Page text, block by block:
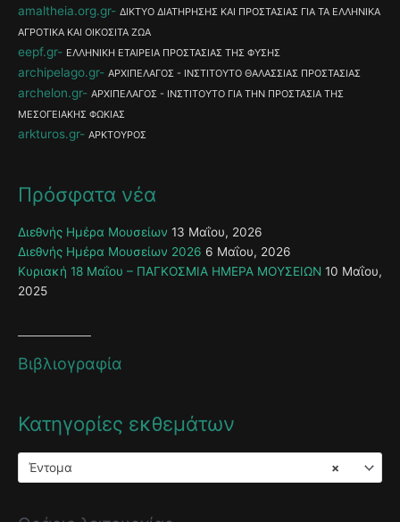
amaltheia.org.gr
ΔΙΚΤΥΟ ΔΙΑΤΗΡΗΣΗΣ ΚΑΙ ΠΡΟΣΤΑΣΙΑΣ ΓΙΑ ΤΑ ΕΛΛΗΝΙΚΑ
ΑΓΡΟΤΙΚΑ ΚΑΙ ΟΙΚΟΣΙΤΑ ΖΩΑ
eepf.gr ΕΛΛΗΝΙΚΗ ΕΤΑΙΡΕΙΑ ΠΡΟΣΤΑΣΙΑΣ ΤΗΣ ΦΥΣΗΣ
archipelago.gr ΑΡΧΙΠΕΛΑΓΟΣ - ΙΝΣΤΙΤΟΥΤΟ ΘΑΛΑΣΣΙΑΣ ΠΡΟΣΤΑΣΙΑΣ
archelon.gr
ΑΡΧΙΠΕΛΑΓΟΣ - ΙΝΣΤΙΤΟΥΤΟ ΓΙΑ ΤΗΝ ΠΡΟΣΤΑΣΙΑ ΤΗΣ
ΜΕΣΟΓΕΙΑΚΗΣ ΦΩΚΙΑΣ
arkturos.gr ΑΡΚΤΟΥΡΟΣ
Πρόσφατα νέα
Διεθνής Ημέρα Μουσείων 13 Μαΐου, 2026
Διεθνής Ημέρα Μουσείων 2026 6 Μαΐου, 2026
Κυριακή 18 Μαΐου – ΠΑΓΚΟΣΜΙΑ ΗΜΕΡΑ ΜΟΥΣΕΙΩΝ 10 Μαΐου,
2025
Βιβλιογραφία
Κατηγορίες εκθεμάτων
×
Έντομα